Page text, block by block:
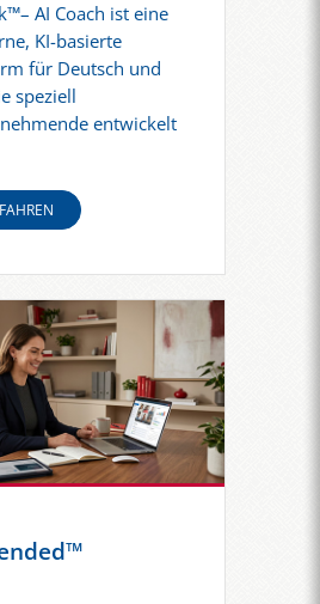
AI Coach ist eine
KI-basierte
für Deutsch und
speziell
entwickelt